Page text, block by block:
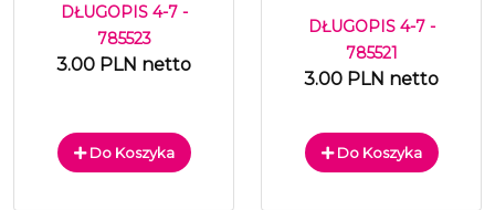
DŁUGOPIS 4-7 -
785523
3.00 PLN netto
Do Koszyka
DŁUGOPIS 4-7 -
785521
3.00 PLN netto
Do Koszyka